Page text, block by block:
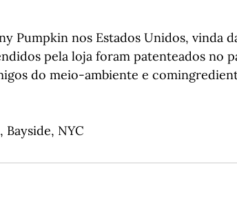
Pumpkin nos Estados Unidos, vinda
pela loja foram patenteados no
do meio-ambiente e
NYC